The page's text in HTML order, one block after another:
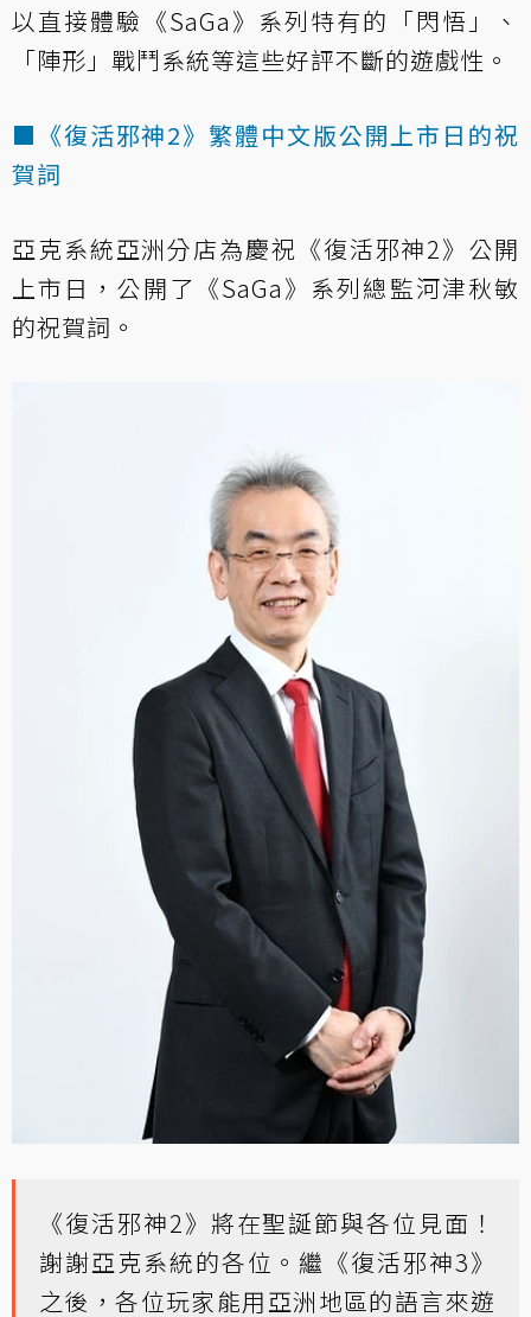
以直接體驗《SaGa》系列特有的「閃悟」、
「陣形」戰鬥系統等這些好評不斷的遊戲性。
■《復活邪神2》繁體中文版公開上市日的祝
賀詞
亞克系統亞洲分店為慶祝《復活邪神2》公開
上市日，公開了《SaGa》系列總監河津秋敏
的祝賀詞。
《復活邪神2》將在聖誕節與各位見面！
謝謝亞克系統的各位。繼《復活邪神3》
之後，各位玩家能用亞洲地區的語言來遊